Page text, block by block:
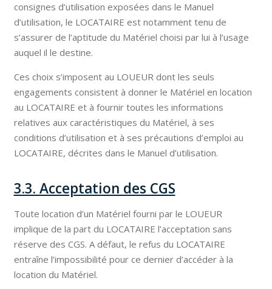
consignes d’utilisation exposées dans le Manuel
d’utilisation, le LOCATAIRE est notamment tenu de
s’assurer de l’aptitude du Matériel choisi par lui à l’usage
auquel il le destine.
Ces choix s’imposent au LOUEUR dont les seuls
engagements consistent à donner le Matériel en location
au LOCATAIRE et à fournir toutes les informations
relatives aux caractéristiques du Matériel, à ses
conditions d’utilisation et à ses précautions d’emploi au
LOCATAIRE, décrites dans le Manuel d’utilisation.
3.3. Acceptation des CGS
Toute location d’un Matériel fourni par le LOUEUR
implique de la part du LOCATAIRE l’acceptation sans
réserve des CGS. A défaut, le refus du LOCATAIRE
entraîne l’impossibilité pour ce dernier d’accéder à la
location du Matériel.